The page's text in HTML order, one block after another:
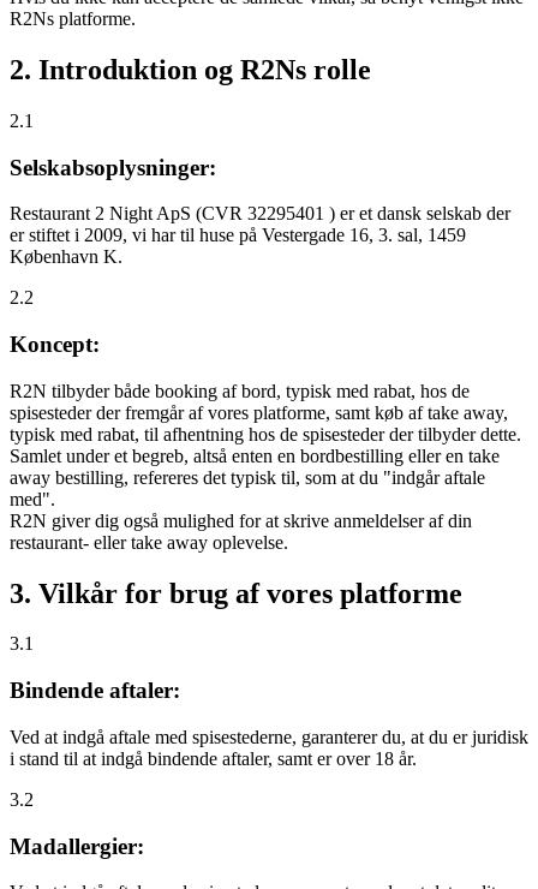
R2Ns platforme.
2. Introduktion og R2Ns rolle
2.1
Selskabsoplysninger:
Restaurant 2 Night ApS (CVR 32295401 ) er et dansk selskab der
er stiftet i 2009, vi har til huse på Vestergade 16, 3. sal, 1459
København K.
2.2
Koncept:
R2N tilbyder både booking af bord, typisk med rabat, hos de
spisesteder der fremgår af vores platforme, samt køb af take away,
typisk med rabat, til afhentning hos de spisesteder der tilbyder dette.
Samlet under et begreb, altså enten en bordbestilling eller en take
away bestilling, refereres det typisk til, som at du "indgår aftale
med".
R2N giver dig også mulighed for at skrive anmeldelser af din
restaurant- eller take away oplevelse.
3. Vilkår for brug af vores platforme
3.1
Bindende aftaler:
Ved at indgå aftale med spisestederne, garanterer du, at du er juridisk
i stand til at indgå bindende aftaler, samt er over 18 år.
3.2
Madallergier: